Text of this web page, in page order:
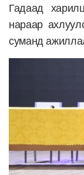
Гадаад
нараар
суманд